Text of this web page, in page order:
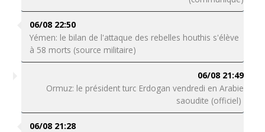
06/08 22:50
Yémen: le bilan de l'attaque des rebelles houthis s'élève
à 58 morts (source militaire)
06/08 21:49
Ormuz: le président turc Erdogan vendredi en Arabie
saoudite (officiel)
06/08 21:28